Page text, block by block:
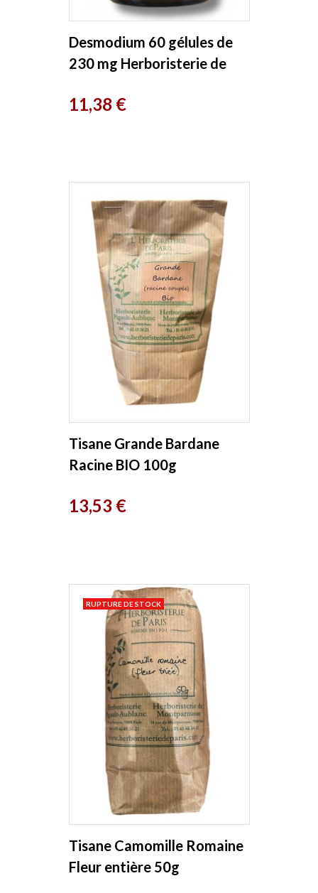
Desmodium 60 gélules de
230 mg Herboristerie de
Prix
11,38 €
Tisane Grande Bardane
Racine BIO 100g
Prix
13,53 €
Tisane Camomille Romaine
Fleur entière 50g
RUPTURE DE STOCK